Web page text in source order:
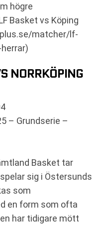
högre
Basket vs Köping
matcher/lf-
NORRKÖPING
– Grundserie –
Basket tar
sig i Östersunds
som
en form som ofta
har tidigare mött